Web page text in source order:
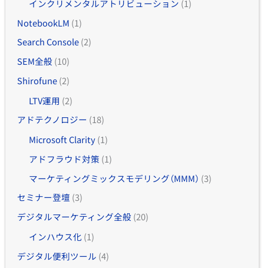
インクリメンタルアトリビューション (1)
NotebookLM (1)
Search Console(2)
SEM全般(10)
Shirofune(2)
LTV運用 (2)
アドテクノロジー (18)
Microsoft Clarity(1)
アドフラウド対策 (1)
マーケティングミックスモデリング（MMM） (3)
セミナー登壇 (3)
デジタルマーケティング全般(20)
インハウス化 (1)
デジタル便利ツール (4)